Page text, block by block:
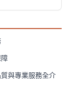
與專業服務全介